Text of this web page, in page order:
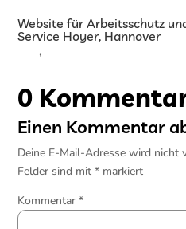
Website für Arbeitsschutz
Service Hoyer, Hannover
,
0
Einen Kommentar
Deine E-Mail-Adresse wird nicht
Felder sind mit* markiert
Kommentar*